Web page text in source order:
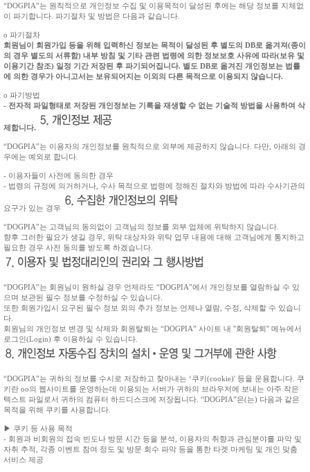
“DOGPIA”는 원칙적으로 개인정보 수집 및 이용목적이 달성된 후에는 해당 정보를 지체없
이 파기합니다. 파기절차 및 방법은 다음과 같습니다.
ο 파기절차
회원님이 회원가입 등을 위해 입력하신 정보는 목적이 달성된 후 별도의 DB로 옮겨져(종이
의 경우 별도의 서류함) 내부 방침 및 기타 관련 법령에 의한 정보보호 사유에 따라(보유 및
이용기간 참조) 일정 기간 저장된 후 파기되어집니다. 별도 DB로 옮겨진 개인정보는 법률
에 의한 경우가 아니고서는 보유되어지는 이외의 다른 목적으로 이용되지 않습니다.
ο 파기방법
- 전자적 파일형태로 저장된 개인정보는 기록을 재생할 수 없는 기술적 방법을 사용하여 삭
제합니다.
“DOGPIA”는 이용자의 개인정보를 원칙적으로 외부에 제공하지 않습니다. 다만, 아래의 경
우에는 예외로 합니다.
- 이용자들이 사전에 동의한 경우
- 법령의 규정에 의거하거나, 수사 목적으로 법령에 정해진 절차와 방법에 따라 수사기관의
요구가 있는 경우
“DOGPIA”는 고객님의 동의없이 고객님의 정보를 외부 업체에 위탁하지 않습니다.
향후 그러한 필요가 생길 경우, 위탁 대상자와 위탁 업무 내용에 대해 고객님에게 통지하고
필요한 경우 사전 동의를 받도록 하겠습니다.
“DOGPIA”는 회원님이 원하실 경우 언제라도 “DOGPIA”에서 개인정보를 열람하실 수 있
으며 보관된 필수 정보를 수정하실 수 있습니다.
또한 회원가입시 요구된 필수 정보 외의 추가 정보는 언제나 열람, 수정, 삭제할 수 있습니
다.
회원님의 개인정보 변경 및 삭제와 회원탈퇴는 “DOGPIA” 사이트 내 ''회원탈퇴'' 메뉴에서
로그인(Login) 후 이용하실 수 있습니다.
“DOGPIA”는 귀하의 정보를 수시로 저장하고 찾아내는 ‘쿠키(cookie)' 등을 운용합니다. 쿠
키란 oo의 웹사이트를 운영하는데 이용되는 서버가 귀하의 브라우저에 보내는 아주 작은
텍스트 파일로서 귀하의 컴퓨터 하드디스크에 저장됩니다. “DOGPIA”은(는) 다음과 같은
목적을 위해 쿠키를 사용합니다.
▶ 쿠키 등 사용 목적
- 회원과 비회원의 접속 빈도나 방문 시간 등을 분석, 이용자의 취향과 관심분야를 파악 및
자취 추적, 각종 이벤트 참여 정도 및 방문 회수 파악 등을 통한 타겟 마케팅 및 개인 맞춤
서비스 제공